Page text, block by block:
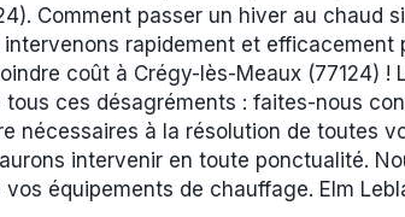
Comment passer un hiver au
rapidement et
coût à Crégy-lès-Meaux (77124) !
ces désagréments : faites-nous
nécessaires à la résolution de toutes
intervenir en toute ponctualité.
vos équipements de chauffage. Elm